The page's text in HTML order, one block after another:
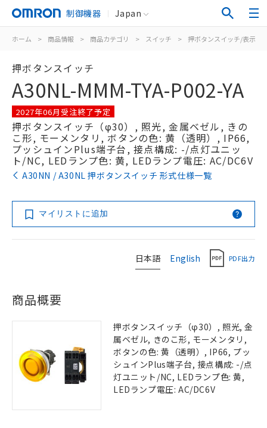
制御機器 Japan
ホーム > 商品情報 > 商品カテゴリ > スイッチ > 押ボタンスイッチ/表示灯
押ボタンスイッチ
A30NL-MMM-TYA-P002-YA
2027年06月受注終了予定
押ボタンスイッチ（φ30）, 照光, 金属ベゼル, きの
こ形, モーメンタリ, ボタンの色: 黄（透明）, IP66,
プッシュインPlus端子台, 接点構成: -/点灯ユニッ
ト/NC, LEDランプ色: 黄, LEDランプ電圧: AC/DC6V
A30NN / A30NL 押ボタンスイッチ 形式仕様一覧
マイリストに追加
日本語 English PDF出力
商品概要
押ボタンスイッチ（φ30）, 照光, 金
属ベゼル, きのこ形, モーメンタリ,
ボタンの色: 黄（透明）, IP66, プッ
シュインPlus端子台, 接点構成: -/点
灯ユニット/NC, LEDランプ色: 黄,
LEDランプ電圧: AC/DC6V